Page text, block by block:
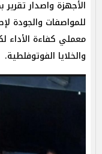
الأجهزة واصدار تقرير
للمواصفات والجودة
معملي كفاءة الأداء
والخلايا الفوتوفلطية.